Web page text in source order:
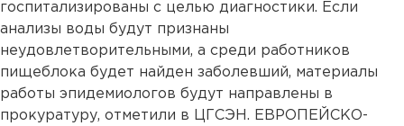
госпитализированы с целью диагностики. Если
анализы воды будут признаны
неудовлетворительными, а среди работников
пищеблока будет найден заболевший, материалы
работы эпидемиологов будут направлены в
прокуратуру, отметили в ЦГСЭН. ЕВРОПЕЙСКО-